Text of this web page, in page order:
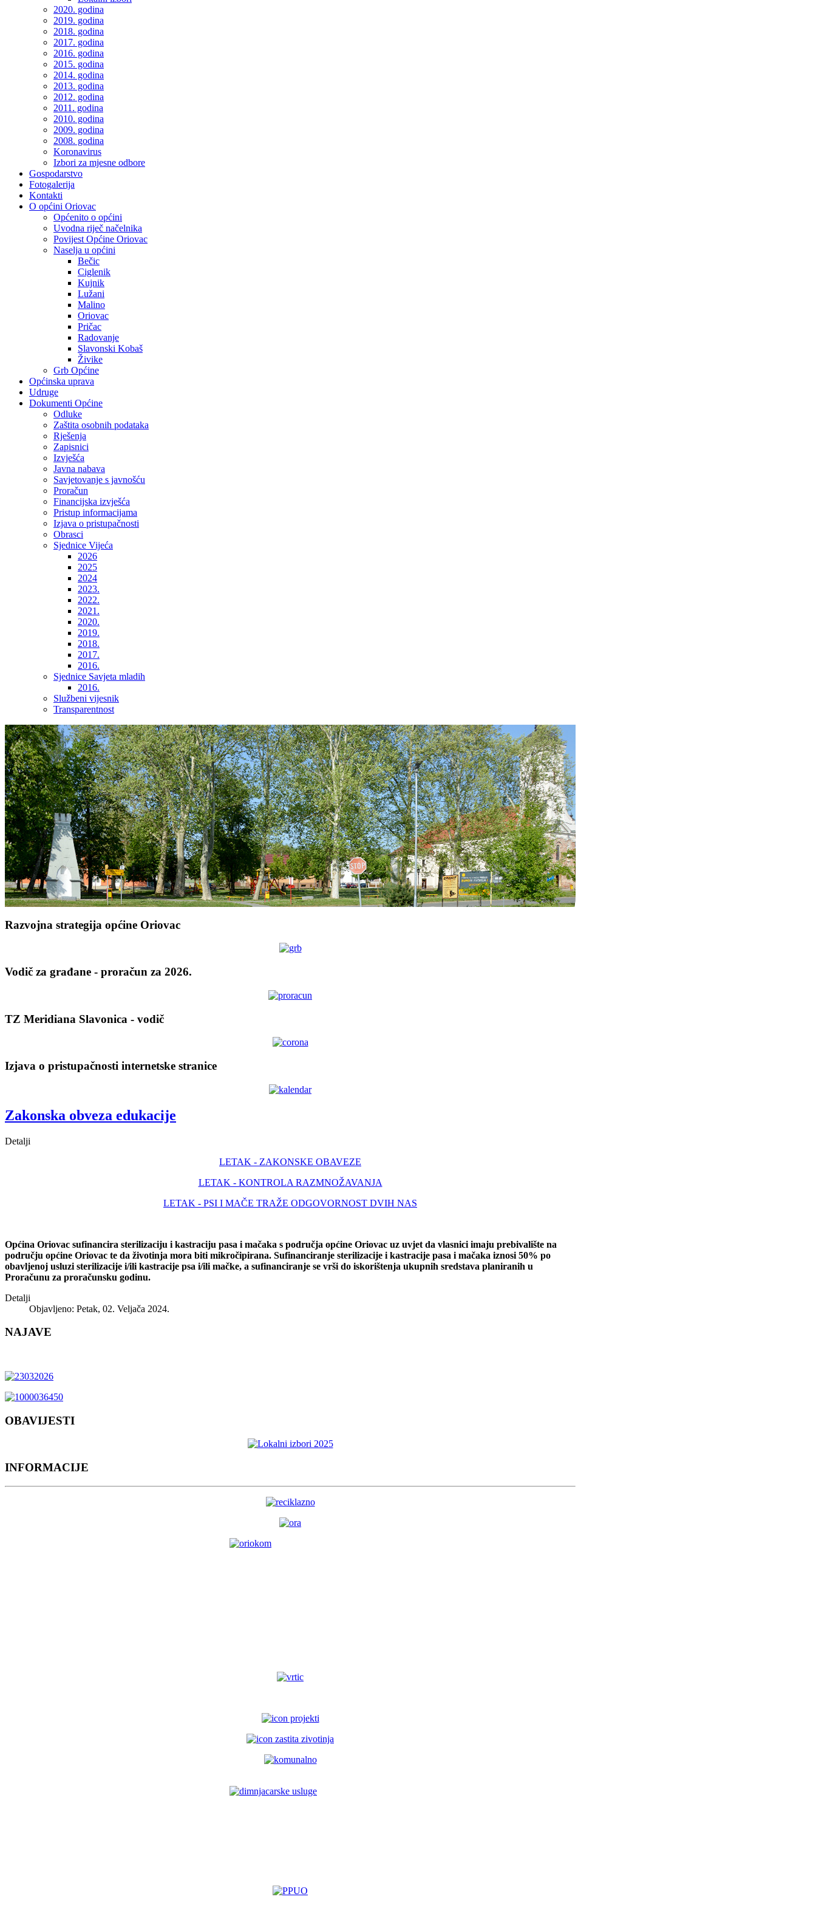
2020. godina
2019. godina
2018. godina
2017. godina
2016. godina
2015. godina
2014. godina
2013. godina
2012. godina
2011. godina
2010. godina
2009. godina
2008. godina
Koronavirus
Izbori za mjesne odbore
Gospodarstvo
Fotogalerija
Kontakti
O općini Oriovac
Općenito o općini
Uvodna riječ načelnika
Povijest Općine Oriovac
Naselja u općini
Bečic
Ciglenik
Kujnik
Lužani
Malino
Oriovac
Pričac
Radovanje
Slavonski Kobaš
Živike
Grb Općine
Općinska uprava
Udruge
Dokumenti Općine
Odluke
Zaštita osobnih podataka
Rješenja
Zapisnici
Izvješća
Javna nabava
Savjetovanje s javnošću
Proračun
Financijska izvješća
Pristup informacijama
Izjava o pristupačnosti
Obrasci
Sjednice Vijeća
2026
2025
2024
2023.
2022.
2021.
2020.
2019.
2018.
2017.
2016.
Sjednice Savjeta mladih
2016.
Službeni vijesnik
Transparentnost
Razvojna strategija općine Oriovac
Vodič za građane - proračun za 2026.
TZ Meridiana Slavonica - vodič
Izjava o pristupačnosti internetske stranice
Zakonska obveza edukacije
Detalji
LETAK - ZAKONSKE OBAVEZE
LETAK - KONTROLA RAZMNOŽAVANJA
LETAK - PSI I MAČE TRAŽE ODGOVORNOST DVIH NAS
Općina Oriovac sufinancira sterilizaciju i kastraciju pasa i mačaka s područja općine Oriovac uz uvjet da vlasnici imaju prebivalište na
području općine Oriovac te da životinja mora biti mikročipirana. Sufinanciranje sterilizacije i kastracije pasa i mačaka iznosi 50% po
obavljenoj usluzi sterilizacije i/ili kastracije psa i/ili mačke, a sufinanciranje se vrši do iskorištenja ukupnih sredstava planiranih u
Proračunu za proračunsku godinu.
Detalji
Objavljeno: Petak, 02. Veljača 2024.
NAJAVE
OBAVIJESTI
INFORMACIJE